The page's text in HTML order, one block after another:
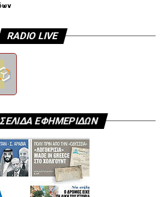
RADIO LIVE
ΕΦΗΜΕΡΙΔΩΝ